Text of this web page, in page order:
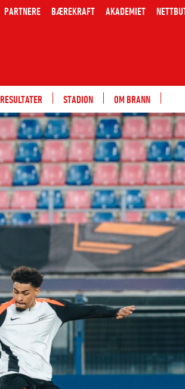
PARTNERE BÆREKRAFT AKADEMIET
RESULTATER STADION OM BRANN